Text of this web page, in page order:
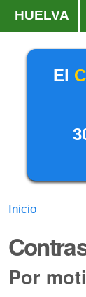
HUELVA
El
Inicio
Por